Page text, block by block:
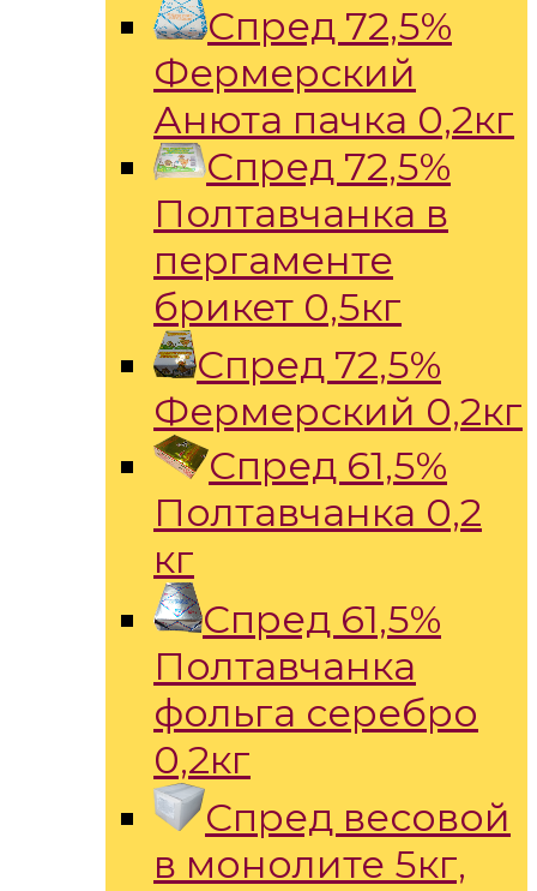
Спред 72,5%
Фермерский
Анюта пачка 0,2кг
Спред 72,5%
Полтавчанка в
пергаменте
брикет 0,5кг
Спред 72,5%
Фермерский 0,2кг
Спред 61,5%
Полтавчанка 0,2
кг
Спред 61,5%
Полтавчанка
фольга серебро
0,2кг
Спред весовой
в монолите 5кг,